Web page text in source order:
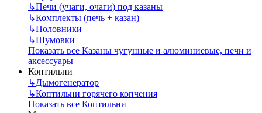
↳Печи (учаги, очаги) под казаны
↳Комплекты (печь + казан)
↳Половники
↳Шумовки
Показать все Казаны чугунные и алюминиевые, печи и
аксессуары
Коптильни
↳Дымогенератор
↳Коптильни горячего копчения
Показать все Коптильни